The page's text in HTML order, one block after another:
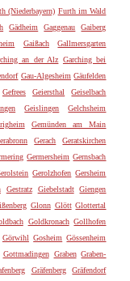
(Niederbayern) Furth im Wald
Gädheim Gaggenau
Gaiberg
Gaißach
Gallmersgarten
an der Alz Garching bei
Gau-Algesheim Gäufelden
Gefrees Geiersthal
Geiselbach
Geislingen
Gelchsheim
Gemünden am Main
Gerach
Geratskirchen
Germersheim Gernsbach
Gerolzhofen Gersheim
Gestratz Giebelstadt
Giengen
Glonn Glött Glottertal
Goldkronach Gollhofen
Görwihl Gosheim Gössenheim
Gottmadingen Graben Graben-
Gräfenberg
Gräfendorf